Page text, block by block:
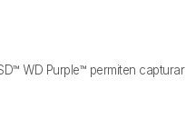
WD Purple™ permiten capturar